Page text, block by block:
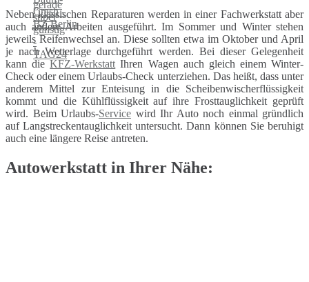
Neben klassischen Reparaturen werden in einer Fachwerkstatt aber
auch andere Arbeiten ausgeführt. Im Sommer und Winter stehen
jeweils Reifenwechsel an. Diese sollten etwa im Oktober und April
je nach Wetterlage durchgeführt werden. Bei dieser Gelegenheit
kann dieKFZ-Werkstatt Ihren Wagen auch gleich einem Winter-
Check oder einem Urlaubs-Check unterziehen. Das heißt, dass unter
anderem Mittel zur Enteisung in die Scheibenwischerflüssigkeit
kommt und die Kühlflüssigkeit auf ihre Frosttauglichkeit geprüft
wird. Beim Urlaubs-Service wird Ihr Auto noch einmal gründlich
auf Langstreckentauglichkeit untersucht. Dann können Sie beruhigt
auch eine längere Reise antreten.
Autowerkstatt in Ihrer Nähe: